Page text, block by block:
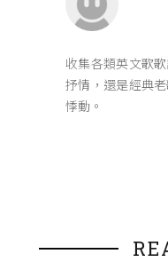
收集各類英文歌
抒情，還是經典
悸動。